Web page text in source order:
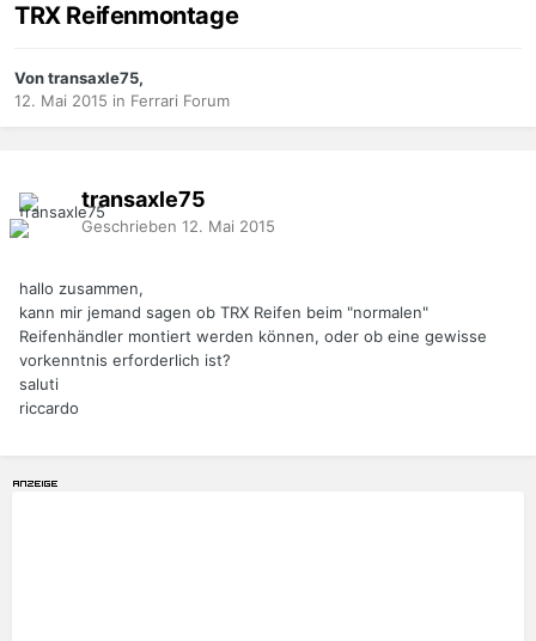
TRX Reifenmontage
Von transaxle75,
12. Mai 2015 in Ferrari Forum
transaxle75
Geschrieben 12. Mai 2015
hallo zusammen,
kann mir jemand sagen ob TRX Reifen beim "normalen"
Reifenhändler montiert werden können, oder ob eine gewisse
vorkenntnis erforderlich ist?
saluti
riccardo